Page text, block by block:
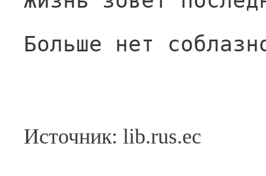
Больше нет
Источник: lib.rus.ec